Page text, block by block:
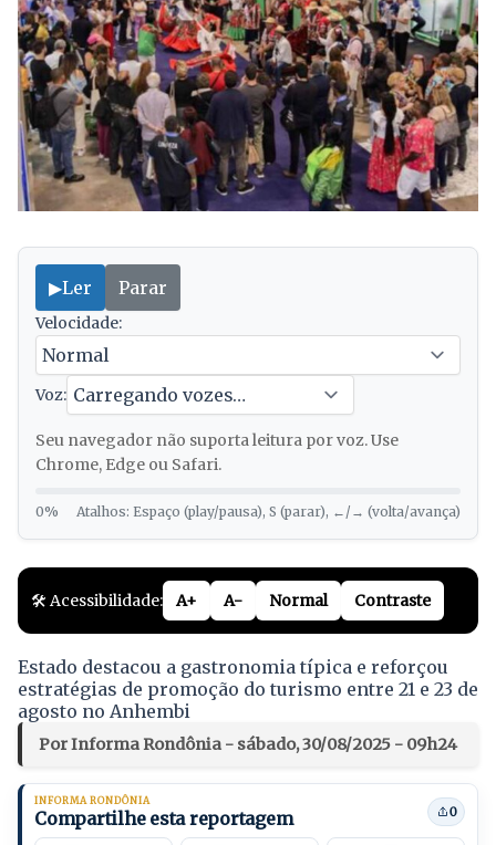
▶Ler Parar
Velocidade:
Voz:
Seu navegador não suporta leitura por voz. Use
Chrome, Edge ou Safari.
0% Atalhos: Espaço (play/pausa), S (parar), ←/→ (volta/avança)
🛠️ Acessibilidade: A+ A- Normal Contraste
Estado destacou a gastronomia típica e reforçou
estratégias de promoção do turismo entre 21 e 23 de
agosto no Anhembi
Por Informa Rondônia - sábado, 30/08/2025 - 09h24
INFORMA RONDÔNIA
Compartilhe esta reportagem 0